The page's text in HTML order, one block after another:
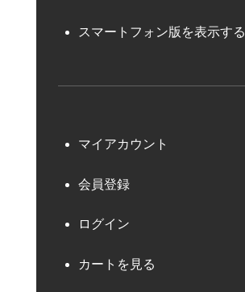
スマートフォン版を表示する
マイアカウント
会員登録
ログイン
カートを見る